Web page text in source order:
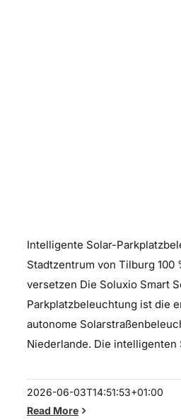
Intelligente Solar-
Stadtzentrum von Tilburg 100
versetzen Die Soluxio Smart
Parkplatzbeleuchtung ist die
autonome
Niederlande. Die intelligenten
2026-06-03T14:51:53+01:00
Read More